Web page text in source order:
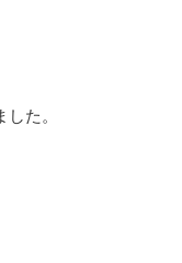
た。